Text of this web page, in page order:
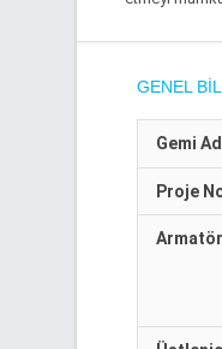
GENEL
Gemi
Proje
Armatör